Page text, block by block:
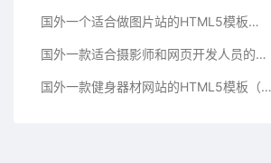
国外一个适合做图片站的HTML5模板（H27）
国外一款适合摄影师和网页开发人员的个人网站HTML5模板（H26）
国外一款健身器材网站的HTML5模板（H25）